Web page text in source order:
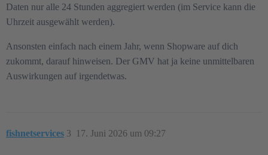
Daten nur alle 24 Stunden aggregiert werden (im Service kann die
Uhrzeit ausgewählt werden).
Ansonsten einfach nach einem Jahr, wenn Shopware auf dich
zukommt, darauf hinweisen. Der GMV hat ja keine unmittelbaren
Auswirkungen auf irgendetwas.
fishnetservices 17. Juni 2026 um 09:27
3